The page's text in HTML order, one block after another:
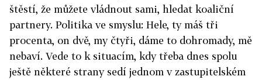
štěstí, že můžete vládnout sami, hledat koaliční
partnery. Politika ve smyslu: Hele, ty máš tři
procenta, on dvě, my čtyři, dáme to dohromady, mě
nebaví. Vede to k situacím, kdy třeba dnes spolu
ještě některé strany sedí jednom v zastupitelském